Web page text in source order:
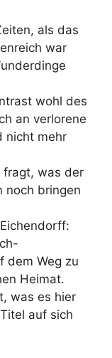
als das
war
wohl des
an verlorene
nicht mehr
fragt, was der
noch bringen
dem Weg zu
Heimat.
was es hier
auf sich